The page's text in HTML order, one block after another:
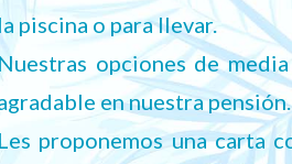
piscina o para llevar.
Nuestras opciones de
en nuestra pensión.
proponemos una carta